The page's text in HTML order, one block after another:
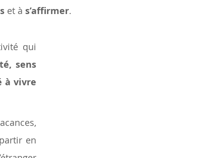
et à s’affirmer.
qui
sens
à vivre
en